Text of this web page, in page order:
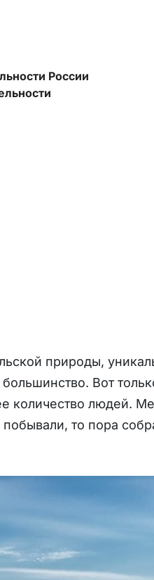
России
природы,
Вот
количество людей.
то пора